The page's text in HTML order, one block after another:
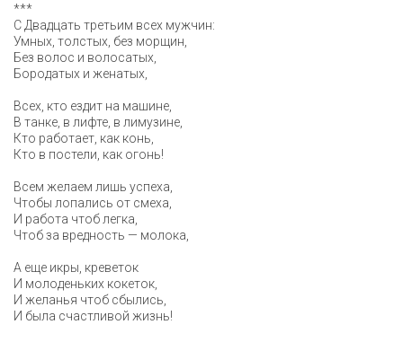
***
С Двадцать третьим всех мужчин:
Умных, толстых, без морщин,
Без волос и волосатых,
Бородатых и женатых,
Всех, кто ездит на машине,
В танке, в лифте, в лимузине,
Кто работает, как конь,
Кто в постели, как огонь!
Всем желаем лишь успеха,
Чтобы лопались от смеха,
И работа чтоб легка,
Чтоб за вредность — молока,
А еще икры, креветок
И молоденьких кокеток,
И желанья чтоб сбылись,
И была счастливой жизнь!